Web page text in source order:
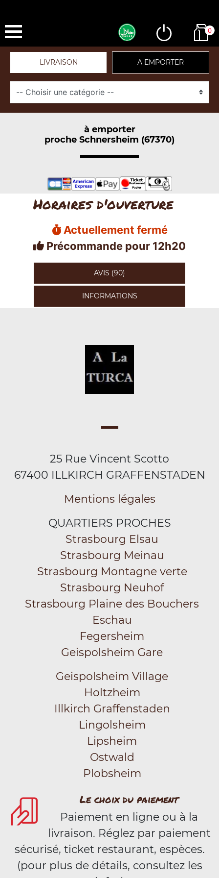
0
LIVRAISON A EMPORTER
à emporter
proche Schnersheim (67370)
Horaires d'ouverture
Actuellement fermé
Précommande pour 12h20
AVIS (90)
INFORMATIONS
25 Rue Vincent Scotto
67400 ILLKIRCH GRAFFENSTADEN
Mentions légales
QUARTIERS PROCHES
Strasbourg Elsau
Strasbourg Meinau
Strasbourg Montagne verte
Strasbourg Neuhof
Strasbourg Plaine des Bouchers
Eschau
Fegersheim
Geispolsheim Gare
Geispolsheim Village
Holtzheim
Illkirch Graffenstaden
Lingolsheim
Lipsheim
Ostwald
Plobsheim
Le choix du paiement
Paiement en ligne ou à la
livraison. Réglez par paiement
sécurisé, ticket restaurant, espèces.
(pour plus de détails, consultez les